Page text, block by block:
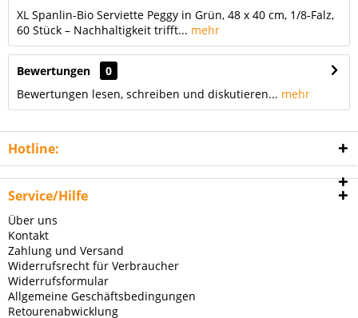
XL Spanlin-Bio Serviette Peggy in Grün, 48 x 40 cm, 1/8-Falz,
60 Stück – Nachhaltigkeit trifft... mehr
Bewertungen
0
Bewertungen lesen, schreiben und diskutieren... mehr
Hotline:
Service/Hilfe
Über uns
Kontakt
Zahlung und Versand
Widerrufsrecht für Verbraucher
Widerrufsformular
Allgemeine Geschäftsbedingungen
Retourenabwicklung